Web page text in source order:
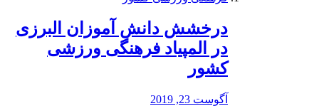
درخشش دانش آموزان البرزی
در المپیاد فرهنگی ورزشی
کشور
آگوست 23, 2019